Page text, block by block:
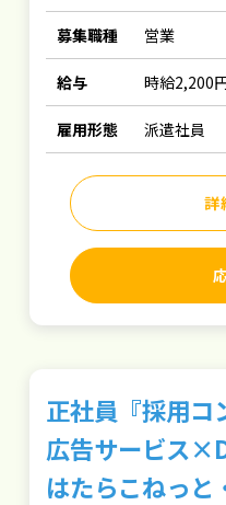
募集職種 営業
給与 時給2,200
雇用形態 派遣社員
詳
正社員『採用コ
広告サービス
はたらこねっと